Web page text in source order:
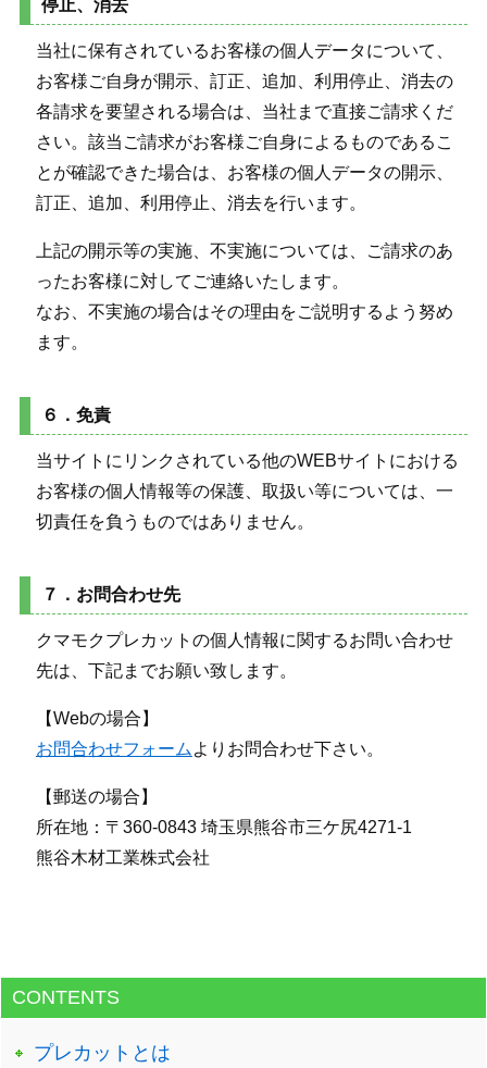
停止、消去
当社に保有されているお客様の個人データについて、
お客様ご自身が開示、訂正、追加、利用停止、消去の
各請求を要望される場合は、当社まで直接ご請求くだ
さい。該当ご請求がお客様ご自身によるものであるこ
とが確認できた場合は、お客様の個人データの開示、
訂正、追加、利用停止、消去を行います。
上記の開示等の実施、不実施については、ご請求のあ
ったお客様に対してご連絡いたします。
なお、不実施の場合はその理由をご説明するよう努め
ます。
６．免責
当サイトにリンクされている他のWEBサイトにおける
お客様の個人情報等の保護、取扱い等については、一
切責任を負うものではありません。
７．お問合わせ先
クマモクプレカットの個人情報に関するお問い合わせ
先は、下記までお願い致します。
【Webの場合】
お問合わせフォーム よりお問合わせ下さい。
【郵送の場合】
所在地： 〒 360-0843 埼玉県熊谷市三ケ尻4271-1
熊谷木材工業株式会社
CONTENTS
プレカットとは